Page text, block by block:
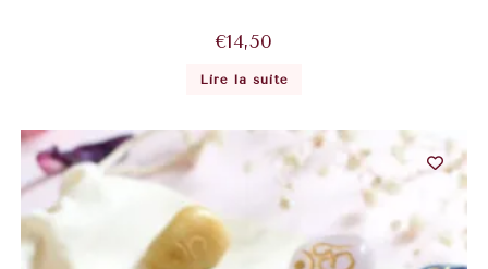
€14,50
Lire la suite